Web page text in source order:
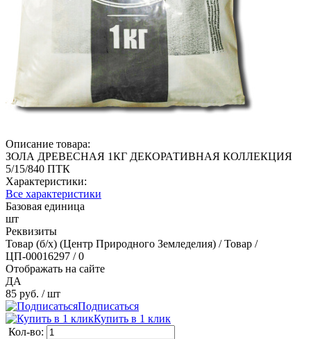
Описание товара:
ЗОЛА ДРЕВЕСНАЯ 1КГ ДЕКОРАТИВНАЯ КОЛЛЕКЦИЯ
5/15/840 ПТК
Характеристики:
Все характеристики
Базовая единица
шт
Реквизиты
Товар (б/х) (Центр Природного Земледелия) / Товар /
ЦП-00016297 / 0
Отображать на сайте
ДА
85 руб. / шт
Подписаться
Купить в 1 клик
Кол-во: